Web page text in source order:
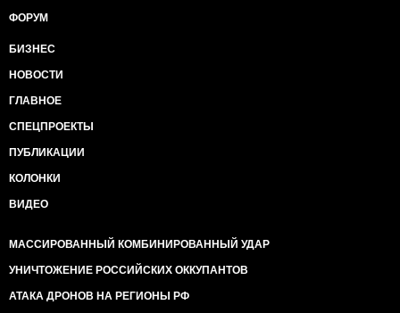
ФОРУМ
БИЗНЕС
НОВОСТИ
ГЛАВНОЕ
СПЕЦПРОЕКТЫ
ПУБЛИКАЦИИ
КОЛОНКИ
ВИДЕО
МАССИРОВАННЫЙ КОМБИНИРОВАННЫЙ УДАР
УНИЧТОЖЕНИЕ РОССИЙСКИХ ОККУПАНТОВ
АТАКА ДРОНОВ НА РЕГИОНЫ РФ